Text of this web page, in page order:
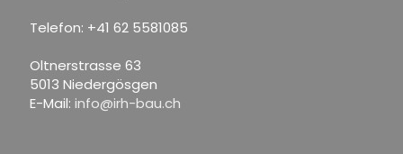
Telefon: +41 62 5581085
Oltnerstrasse 63
5013 Niedergösgen
E-Mail: info@irh-bau.ch